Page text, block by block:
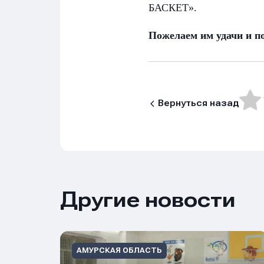
БАСКЕТ».
Пожелаем им удачи и
Вернуться назад
Другие новости
АМУРСКАЯ ОБЛАСТЬ